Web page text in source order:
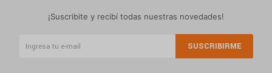
¡Suscribite y recibí todas nuestras novedades!
SUSCRIBIRME